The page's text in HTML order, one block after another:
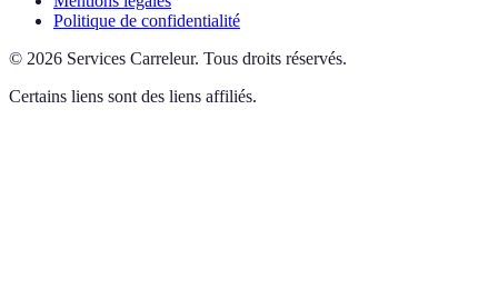
Politique de confidentialité
© 2026 Services Carreleur. Tous droits réservés.
Certains liens sont des liens affiliés.